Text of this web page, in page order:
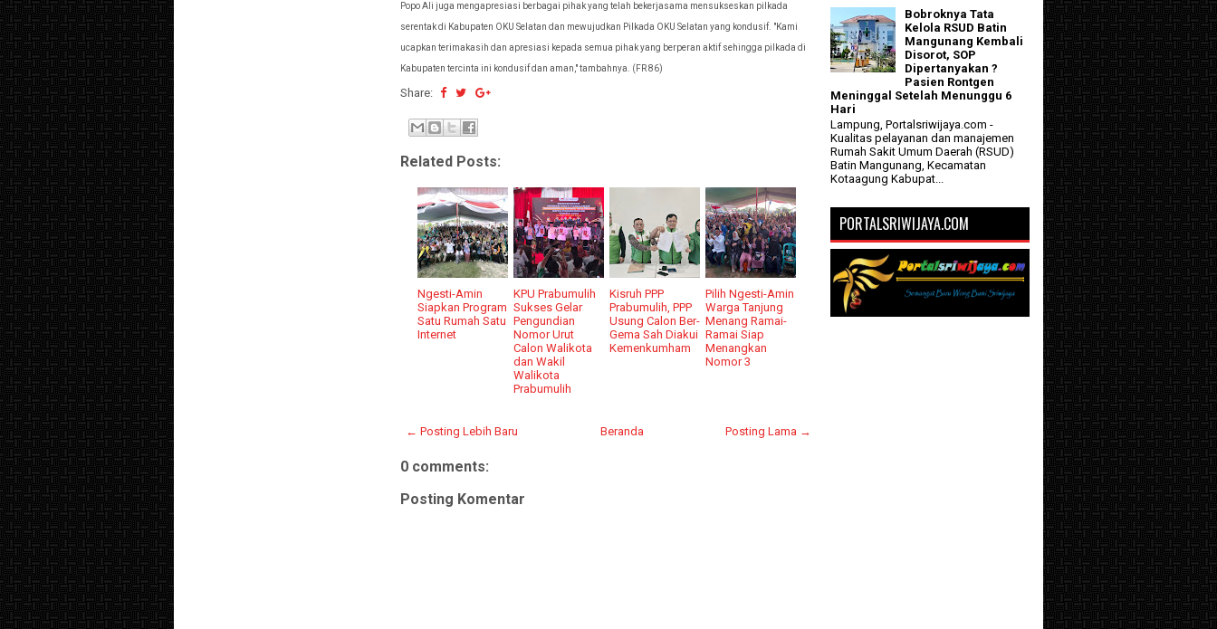
Popo Ali juga mengapresiasi berbagai pihak yang telah bekerjasama mensukseskan pilkada
serentak di Kabupaten OKU Selatan dan mewujudkan Pilkada OKU Selatan yang kondusif. "Kami
ucapkan terimakasih dan apresiasi kepada semua pihak yang berperan aktif sehingga pilkada di
Kabupaten tercinta ini kondusif dan aman," tambahnya. (FR 86)
Share:
Related Posts:
Ngesti-Amin
Siapkan Program
Satu Rumah Satu
Internet
KPU Prabumulih
Sukses Gelar
Pengundian
Nomor Urut
Calon Walikota
dan Wakil
Walikota
Prabumulih
Kisruh PPP
Prabumulih, PPP
Usung Calon Ber-
Gema Sah Diakui
Kemenkumham
Pilih Ngesti-Amin
Warga Tanjung
Menang Ramai-
Ramai Siap
Menangkan
Nomor 3
← Posting Lebih Baru Posting Lama →
Beranda
0 comments:
Posting Komentar
Bobroknya Tata
Kelola RSUD Batin
Mangunang Kembali
Disorot, SOP
Dipertanyakan ?
Pasien Rontgen
Meninggal Setelah Menunggu 6
Hari
Lampung, Portalsriwijaya.com -
Kualitas pelayanan dan manajemen
Rumah Sakit Umum Daerah (RSUD)
Batin Mangunang, Kecamatan
Kotaagung Kabupat...
PORTALSRIWIJAYA.COM